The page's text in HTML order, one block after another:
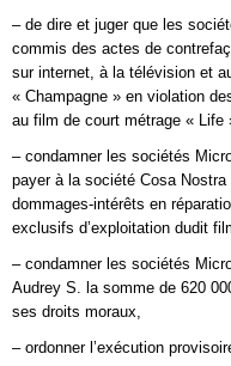
– de dire et juger que les
commis des actes de
sur internet, à la télévision et
« Champagne » en violation
au film de court métrage « Life
– condamner les sociétés
payer à la société Cosa
dommages-intérêts en
exclusifs d’exploitation dudit
– condamner les sociétés
Audrey S. la somme de 620
ses droits moraux,
– ordonner l’exécution